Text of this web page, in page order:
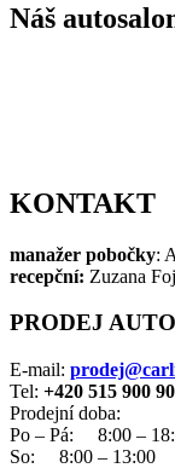
Náš
KONTAKT
manažer pobočky:
recepční: Zuzana
PRODEJ
E-mail:
Tel: +420 515 900
Prodejní doba:
Po – Pá: 8:00 –
So: 8:00 – 13:00